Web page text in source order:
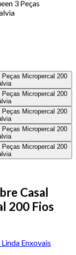
Casal
200 Fios
Linda Enxovais